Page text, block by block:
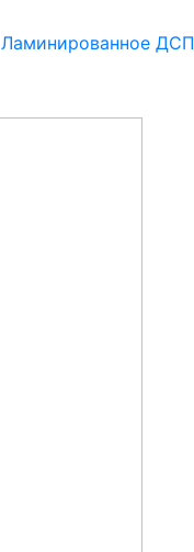
Ламинированное ДСП